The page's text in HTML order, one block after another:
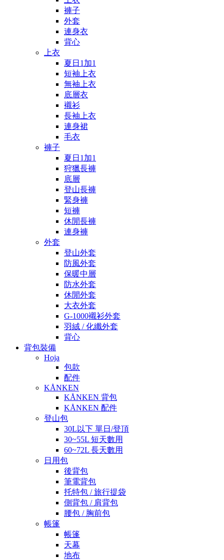
褲子
外套
連身衣
背心
上衣
夏日1加1
短袖上衣
無袖上衣
底層衣
襯衫
長袖上衣
連身裙
毛衣
褲子
夏日1加1
狩獵長褲
底層
登山長褲
緊身褲
短褲
休閒長褲
連身褲
外套
登山外套
防風外套
保暖中層
防水外套
休閒外套
大衣外套
G-1000襯衫外套
羽絨 / 化纖外套
背心
背包裝備
Hoja
包款
配件
KÅNKEN
KÅNKEN 背包
KÅNKEN 配件
登山包
30L以下 單日/登頂
30~55L 短天數用
60~72L 長天數用
日用包
後背包
筆電背包
托特包 / 旅行提袋
側背包 / 肩背包
腰包 / 胸前包
帳篷
帳篷
天幕
地布